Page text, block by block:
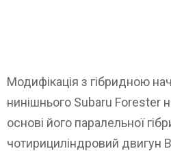
Модифікація з гібридною
нинішнього Subaru Forester
основі його паралельної
чотирициліндровий двигун